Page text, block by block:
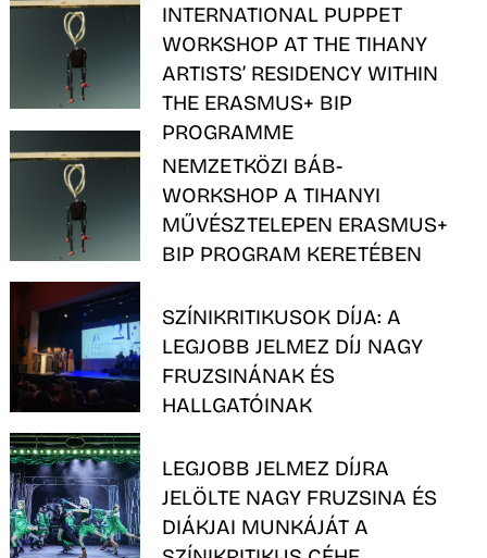
INTERNATIONAL PUPPET
WORKSHOP AT THE TIHANY
ARTISTS’ RESIDENCY WITHIN
THE ERASMUS+ BIP
PROGRAMME
NEMZETKÖZI BÁB-
WORKSHOP A TIHANYI
MŰVÉSZTELEPEN ERASMUS+
BIP PROGRAM KERETÉBEN
SZÍNIKRITIKUSOK DÍJA: A
LEGJOBB JELMEZ DÍJ NAGY
FRUZSINÁNAK ÉS
HALLGATÓINAK
LEGJOBB JELMEZ DÍJRA
JELÖLTE NAGY FRUZSINA ÉS
DIÁKJAI MUNKÁJÁT A